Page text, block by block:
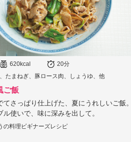
620kcal
20分
たまねぎ、豚ロース肉、しょうゆ、他
ご飯
てさっぱり仕上げた、夏にうれしいご飯
使いで、味に深みを出して。
の料理ビギナーズレシピ